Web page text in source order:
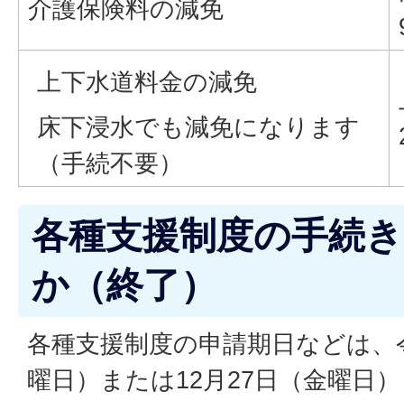
介護保険料の減免
上下水道料金の減免
床下浸水でも減免になります
（手続不要）
各種支援制度の手続
か（終了）
各種支援制度の申請期日などは
曜日）または12月27日（金曜日